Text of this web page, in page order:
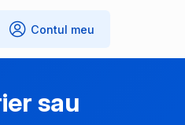
Contul meu
sau